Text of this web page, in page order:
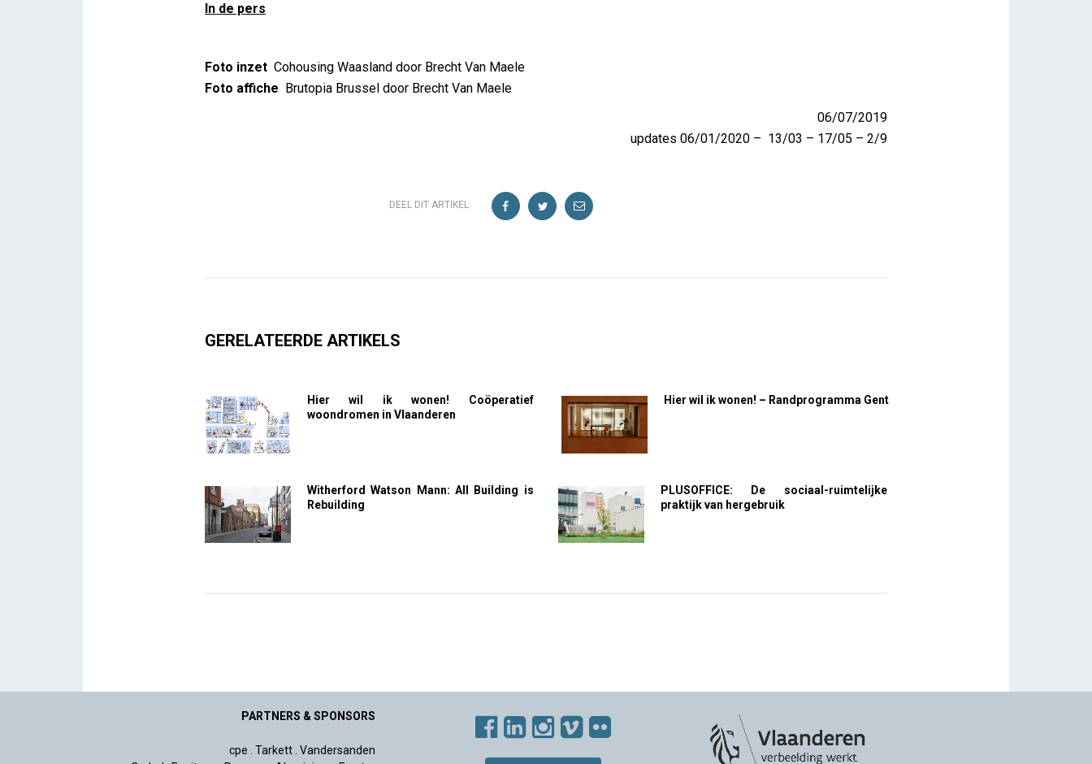
In de pers
Foto inzet Cohousing Waasland door Brecht Van Maele
Foto affiche Brutopia Brussel door Brecht Van Maele
06/07/2019
updates 06/01/2020 – 13/03 – 17/05 – 2/9
DEEL DIT ARTIKEL:
GERELATEERDE ARTIKELS
Hier wil ik wonen! Coöperatief
woondromen in Vlaanderen
Hier wil ik wonen! – Randprogramma Gent
Witherford Watson Mann: All Building is
Rebuilding
PLUSOFFICE: De sociaal-ruimtelijke
praktijk van hergebruik
PARTNERS & SPONSORS
cpe . Tarkett. Vandersanden